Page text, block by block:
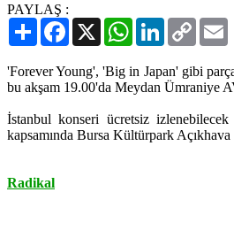
PAYLAŞ :
PaylaşFacebook
X WhatsAppLinkedIn
Copy
Link
'Forever Young', 'Big in Japan' gibi
bu akşam 19.00'da Meydan Ümraniye
İstanbul konseri ücretsiz
kapsamında Bursa Kültürpark
Radikal